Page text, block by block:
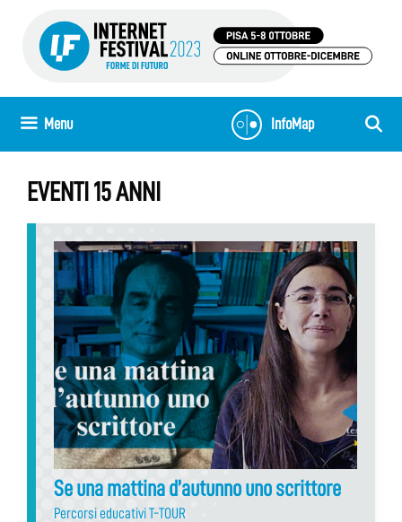
contenuto
InfoMap
Menu
EVENTI 15 ANNI
Se una mattina d’autunno uno scrittore
Percorsi educativi T-TOUR